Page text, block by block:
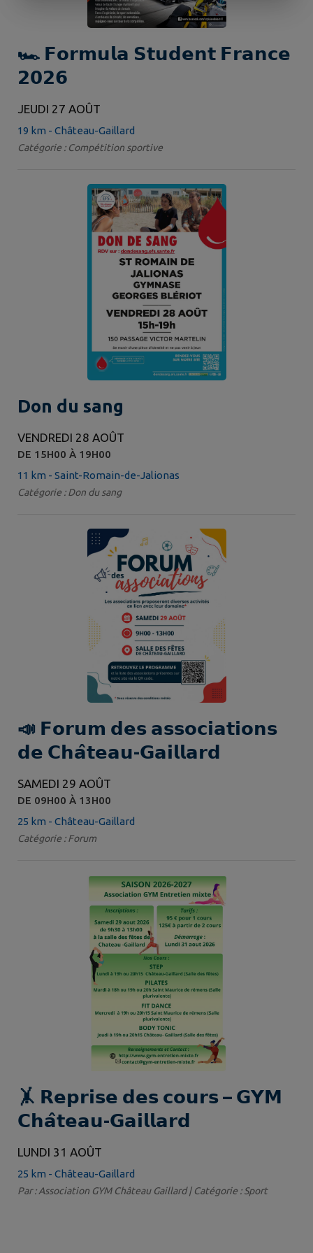
🏎️ 𝗙𝗼𝗿𝗺𝘂𝗹𝗮 𝗦𝘁𝘂𝗱𝗲𝗻𝘁 𝗙𝗿𝗮𝗻𝗰𝗲
𝟮𝟬𝟮𝟲
JEUDI 27 AOÛT
19 km - Château-Gaillard
Catégorie : Compétition sportive
Don du sang
VENDREDI 28 AOÛT
DE 15H00 À 19H00
11 km - Saint-Romain-de-Jalionas
Catégorie : Don du sang
📣 𝗙𝗼𝗿𝘂𝗺 𝗱𝗲𝘀 𝗮𝘀𝘀𝗼𝗰𝗶𝗮𝘁𝗶𝗼𝗻𝘀
𝗱𝗲 𝗖𝗵𝗮̂𝘁𝗲𝗮𝘂-𝗚𝗮𝗶𝗹𝗹𝗮𝗿𝗱
SAMEDI 29 AOÛT
DE 09H00 À 13H00
25 km - Château-Gaillard
Catégorie : Forum
🤸 𝗥𝗲𝗽𝗿𝗶𝘀𝗲 𝗱𝗲𝘀 𝗰𝗼𝘂𝗿𝘀 – 𝗚𝗬𝗠
𝗖𝗵𝗮̂𝘁𝗲𝗮𝘂-𝗚𝗮𝗶𝗹𝗹𝗮𝗿𝗱
LUNDI 31 AOÛT
25 km - Château-Gaillard
Par : Association GYM Château Gaillard | Catégorie : Sport